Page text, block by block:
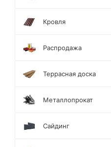
Кровля
Распродажа
Террасная доска
Металлопрокат
Сайдинг